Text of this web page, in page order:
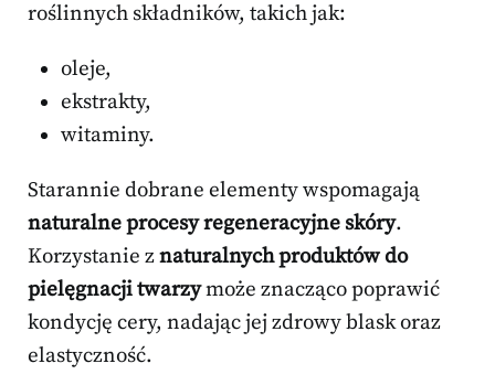
roślinnych składników, takich jak:
oleje,
ekstrakty,
witaminy.
Starannie dobrane elementy wspomagają
naturalne procesy regeneracyjne skóry.
Korzystanie znaturalnych produktów do
pielęgnacji twarzymoże znacząco poprawić
kondycję cery, nadając jej zdrowy blask oraz
elastyczność.